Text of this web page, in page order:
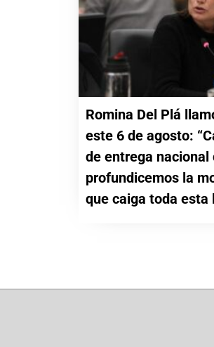
Romina Del Plá
este 6 de agosto:
de entrega nacional
profundicemos la
que caiga toda esta